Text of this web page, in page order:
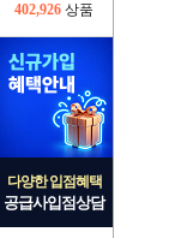
402,926 상품
다양한 입점혜택
공급사입점상담